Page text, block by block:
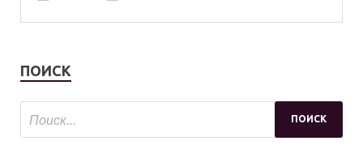
ПОИСК